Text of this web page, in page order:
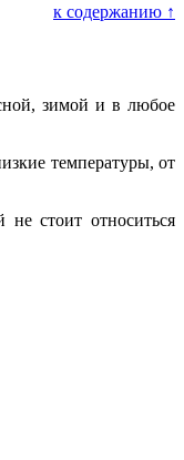
к содержанию ↑
зимой и в любое
температуры, от
стоит относиться